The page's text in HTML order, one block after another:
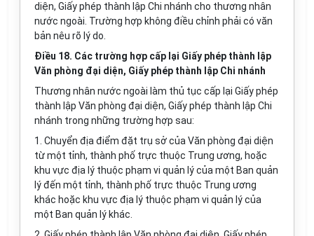
diện, Giấy phép thành lập Chi nhánh cho thương nhân
nước ngoài. Trường hợp không điều chỉnh phải có văn
bản nêu rõ lý do.
Điều 18. Các trường hợp cấp lại Giấy phép thành lập
Văn phòng đại diện, Giấy phép thành lập Chi nhánh
Thương nhân nước ngoài làm thủ tục cấp lại Giấy phép
thành lập Văn phòng đại diện, Giấy phép thành lập Chi
nhánh trong những trường hợp sau:
1. Chuyển địa điểm đặt trụ sở của Văn phòng đại diện
từ một tỉnh, thành phố trực thuộc Trung ương, hoặc
khu vực địa lý thuộc phạm vi quản lý của một Ban quản
lý đến một tỉnh, thành phố trực thuộc Trung ương
khác hoặc khu vực địa lý thuộc phạm vi quản lý của
một Ban quản lý khác.